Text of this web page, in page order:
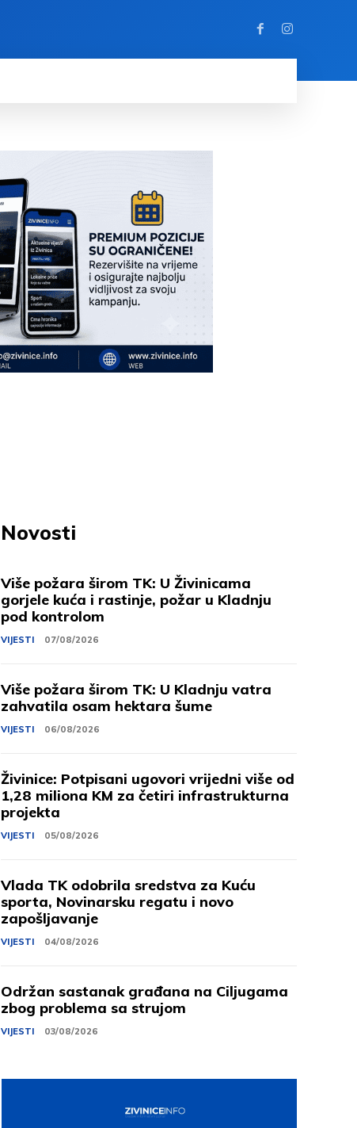
Novosti
Više požara širom TK: U Živinicama
gorjele kuća i rastinje, požar u Kladnju
pod kontrolom
VIJESTI 07/08/2026
Više požara širom TK: U Kladnju vatra
zahvatila osam hektara šume
VIJESTI 06/08/2026
Živinice: Potpisani ugovori vrijedni više od
1,28 miliona KM za četiri infrastrukturna
projekta
VIJESTI 05/08/2026
Vlada TK odobrila sredstva za Kuću
sporta, Novinarsku regatu i novo
zapošljavanje
VIJESTI 04/08/2026
Održan sastanak građana na Ciljugama
zbog problema sa strujom
VIJESTI 03/08/2026